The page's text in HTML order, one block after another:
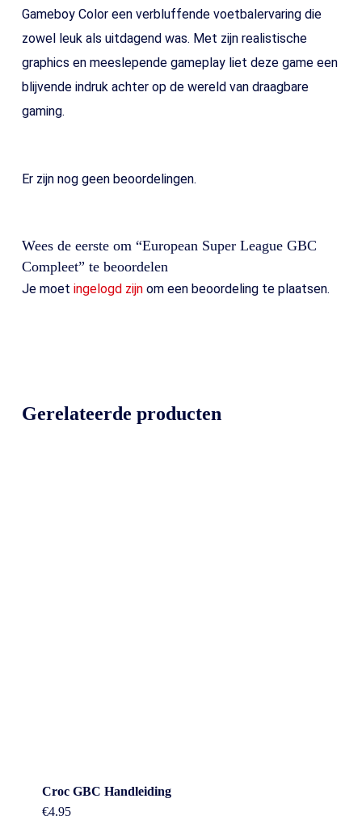
Gameboy Color een verbluffende voetbalervaring die
zowel leuk als uitdagend was. Met zijn realistische
graphics en meeslepende gameplay liet deze game een
blijvende indruk achter op de wereld van draagbare
gaming.
Er zijn nog geen beoordelingen.
Wees de eerste om “European Super League GBC
Compleet” te beoordelen
Je moet ingelogd zijnom een beoordeling te plaatsen.
Gerelateerde producten
Croc GBC Handleiding
€4.95